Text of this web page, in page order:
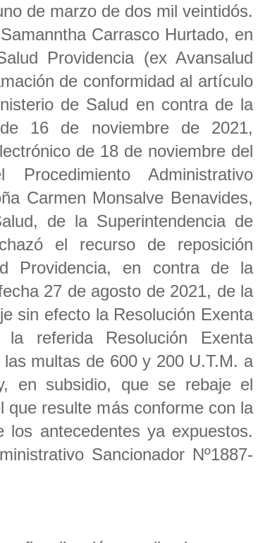
de marzo de dos mil veintidós.
Carrasco Hurtado, en
Providencia (ex Avansalud
de conformidad al artículo
de Salud en contra de la
16 de noviembre de 2021,
de 18 de noviembre del
Administrativo
Carmen Monsalve Benavides,
de la Superintendencia de
el recurso de reposición
Providencia, en contra de la
27 de agosto de 2021, de la
sin efecto la Resolución Exenta
la referida Resolución Exenta
multas de 600 y 200 U.T.M. a
en subsidio, que se rebaje el
que resulte más conforme con la
antecedentes ya expuestos.
Sancionador Nº1887-